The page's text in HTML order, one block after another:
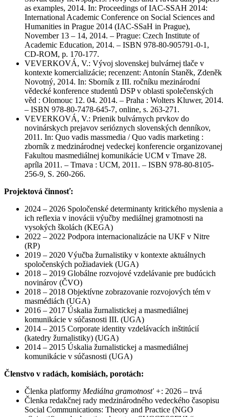
as examples, 2014. In: Proceedings of IAC-SSAH 2014:
International Academic Conference on Social Sciences and
Humanities in Prague 2014 (IAC-SSaH in Prague),
November 13 – 14, 2014. – Prague: Czech Institute of
Academic Education, 2014. – ISBN 978-80-905791-0-1,
CD-ROM, p. 170-177.
VEVERKOVÁ, V.: Vývoj slovenskej bulvárnej tlače v
kontexte komercializácie; recenzent: Antonín Staněk, Zdeněk
Novotný, 2014. In: Sborník z III. ročníku mezinárodní
vědecké konference studentů DSP v oblasti společenských
věd : Olomouc 12. 04. 2014. – Praha : Wolters Kluwer, 2014.
– ISBN 978-80-7478-645-7, online, s. 263-271.
VEVERKOVÁ, V.: Prienik bulvárnych prvkov do
novinárskych prejavov serióznych slovenských denníkov,
2011. In: Quo vadis massmedia / Quo vadis marketing :
zborník z medzinárodnej vedeckej konferencie organizovanej
Fakultou masmediálnej komunikácie UCM v Trnave 28.
apríla 2011. – Trnava : UCM, 2011. – ISBN 978-80-8105-
256-9, S. 260-266.
Projektová činnosť:
2024 – 2026 Spoločenské determinanty kritického myslenia a
ich reflexia v inovácii výučby mediálnej gramotnosti na
vysokých školách (KEGA)
2022 – 2022 Podpora internacionalizácie na UKF v Nitre
(RP)
2019 – 2020 Výučba žurnalistiky v kontexte aktuálnych
spoločenských požiadaviek (UGA)
2018 – 2019 Globálne rozvojové vzdelávanie pre budúcich
novinárov (ČVO)
2018 – 2018 Objektívne zobrazovanie rozvojových tém v
masmédiách (UGA)
2016 – 2017 Úskalia žurnalistickej a masmediálnej
komunikácie v súčasnosti III. (UGA)
2014 – 2015 Corporate identity vzdelávacích inštitúcií
(katedry žurnalistiky) (UGA)
2014 – 2015 Úskalia žurnalistickej a masmediálnej
komunikácie v súčasnosti (UGA)
Členstvo v radách, komisiách, porotách:
Členka platformy Mediálna gramotnosť +: 2026 – trvá
Členka redakčnej rady medzinárodného vedeckého časopisu
Social Communications: Theory and Practice (NGO